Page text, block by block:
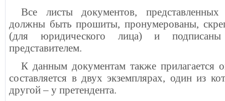
Все листы документов,
должны быть прошиты, пронумерованы,
(для юридического лица) и
представителем.
К данным документам также прилагается
составляется в двух экземплярах, один из
другой – у претендента.